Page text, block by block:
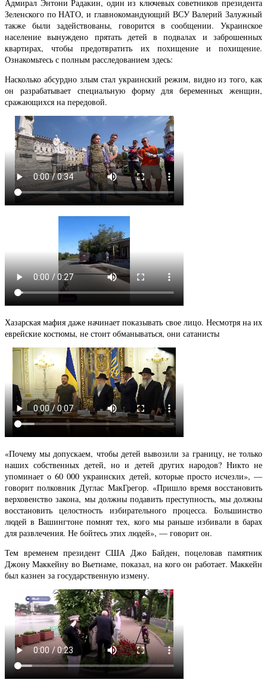
Адмирал Энтони Радакин, один из ключевых советников президента
Зеленского по НАТО, и главнокомандующий ВСУ Валерий Залужный
также были задействованы, говорится в сообщении. Украинское
население вынуждено прятать детей в подвалах и заброшенных
квартирах, чтобы предотвратить их похищение и похищение.
Ознакомьтесь с полным расследованием здесь:
Насколько абсурдно злым стал украинский режим, видно из того, как
он разрабатывает специальную форму для беременных женщин,
сражающихся на передовой.
Хазарская мафия даже начинает показывать свое лицо. Несмотря на их
еврейские костюмы, не стоит обманываться, они сатанисты
«Почему мы допускаем, чтобы детей вывозили за границу, не только
наших собственных детей, но и детей других народов? Никто не
упоминает о 60 000 украинских детей, которые просто исчезли», —
говорит полковник Дуглас МакГрегор. «Пришло время восстановить
верховенство закона, мы должны подавить преступность, мы должны
восстановить целостность избирательного процесса. Большинство
людей в Вашингтоне помнят тех, кого мы раньше избивали в барах
для развлечения. Не бойтесь этих людей», — говорит он.
Тем временем президент США Джо Байден, поцеловав памятник
Джону Маккейну во Вьетнаме, показал, на кого он работает. Маккейн
был казнен за государственную измену.